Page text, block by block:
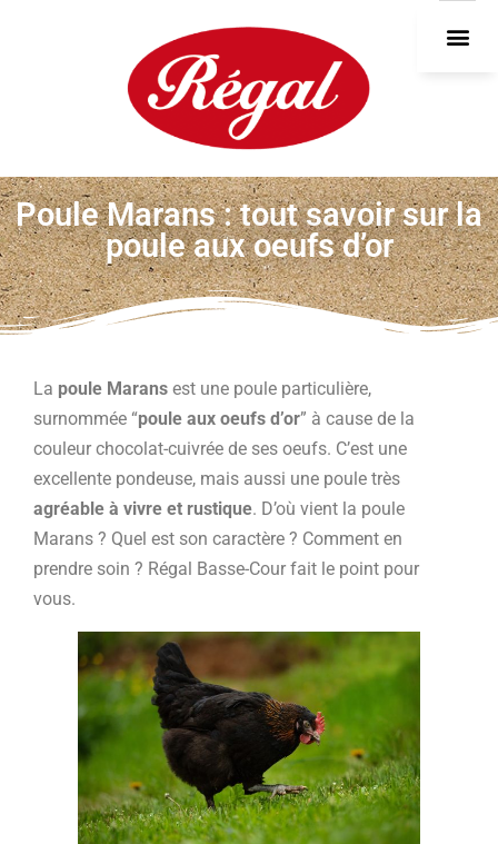
Poule Marans : tout savoir sur la
poule aux oeufs d’or
La poule Marans est une poule particulière,
surnommée “poule aux oeufs d’or” à cause de la
couleur chocolat-cuivrée de ses oeufs. C’est une
excellente pondeuse, mais aussi une poule très
agréable à vivre et rustique. D’où vient la poule
Marans ? Quel est son caractère ? Comment en
prendre soin ? Régal Basse-Cour fait le point pour
vous.